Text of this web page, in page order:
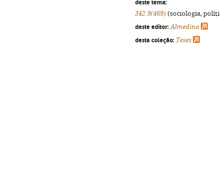
deste tema:
342.9(469) (sociologia,
deste editor: Almedina
desta coleção: Teses